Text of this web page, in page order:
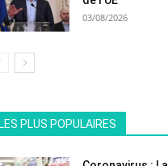
03/08/2026
LES PLUS POPULAIRES